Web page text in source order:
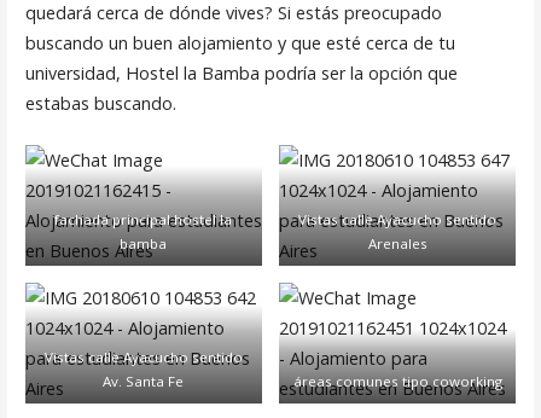
quedará cerca de dónde vives? Si estás preocupado
buscando un buen alojamiento y que esté cerca de tu
universidad, Hostel la Bamba podría ser la opción que
estabas buscando.
fachada principal hostel la
bamba
Vistas calle Ayacucho sentido
Arenales
Vistas calle Ayacucho sentido
Av. Santa Fe
áreas comunes tipo coworking